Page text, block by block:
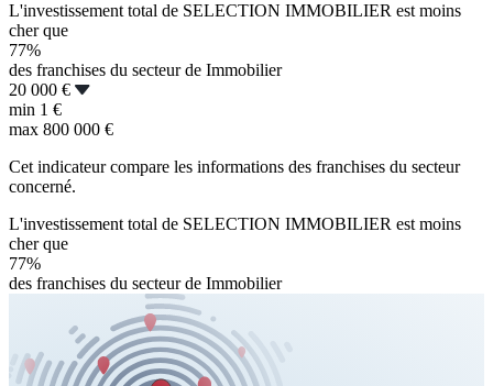
L'investissement total de SELECTION IMMOBILIER est moins
cher que
77%
des franchises du secteur de Immobilier
20 000 €
min 1 €
max 800 000 €
Cet indicateur compare les informations des franchises du secteur
concerné.
L'investissement total de SELECTION IMMOBILIER est moins
cher que
77%
des franchises du secteur de Immobilier